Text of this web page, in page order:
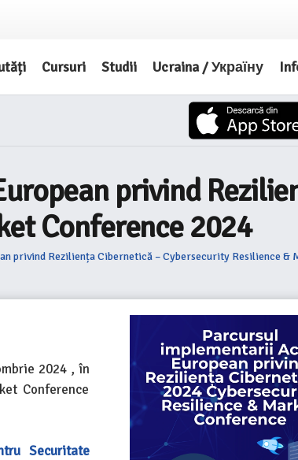
Cursuri Studii Ucraina / Україну
privind
Conference 2024
privind Reziliența Cibernetică – Cybersecurity Resilience &
2024 , în
Conference
Securitate